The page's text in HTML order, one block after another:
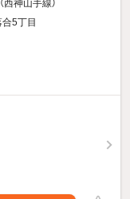
西神山手線）
5丁目